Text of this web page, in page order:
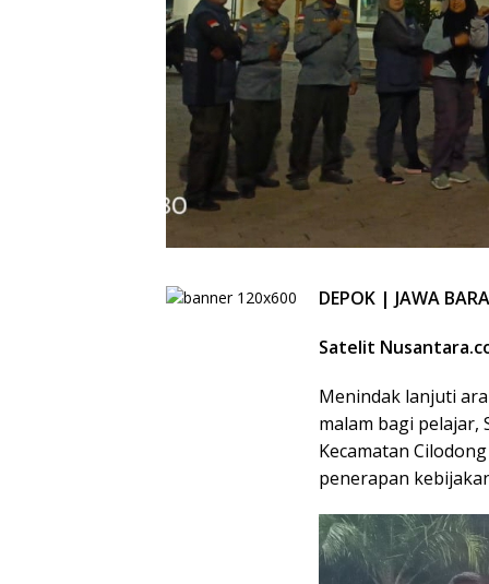
DEPOK | JAWA
Satelit
Menindak lanjuti
malam bagi pelajar,
Kecamatan
penerapan